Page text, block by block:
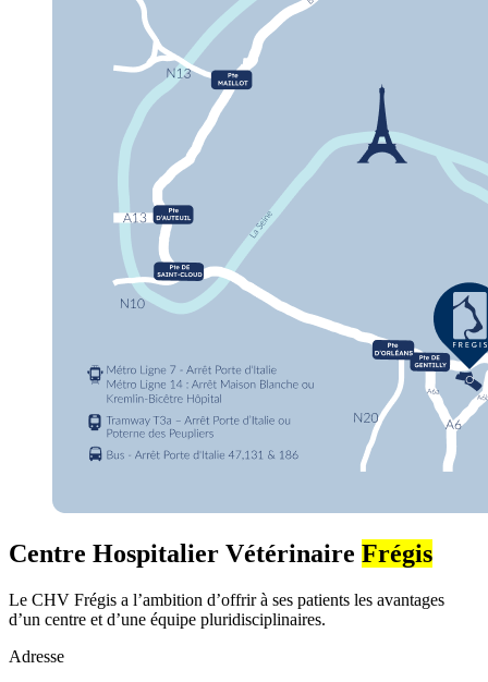
Centre Hospitalier Vétérinaire Frégis
Le CHV Frégis a l’ambition d’offrir à ses patients les avantages
d’un centre et d’une équipe pluridisciplinaires.
Adresse